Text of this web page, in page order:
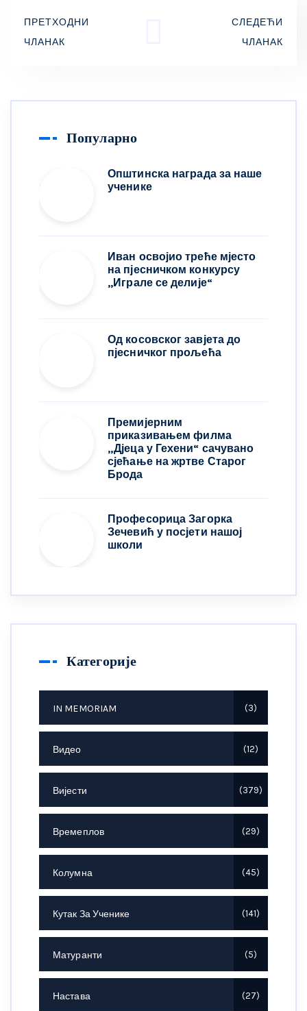
ПРЕТХОДНИ
ЧЛАНАК
СЛЕДЕЋИ
ЧЛАНАК
Популарно
Општинска награда за наше
ученике
Иван освојио треће мјесто
на пјесничком конкурсу
,,Играле се делије“
Од косовског завјета до
пјесничког прољећа
Премијерним
приказивањем филма
„Дјеца у Гехени“ сачувано
сјећање на жртве Старог
Брода
Професорица Загорка
Зечевић у посјети нашој
школи
Категорије
IN MEMORIAM 3
Видео 12
Вијести 379
Времеплов 29
Колумна 45
Кутак За Ученике 141
Матуранти 5
Настава 27